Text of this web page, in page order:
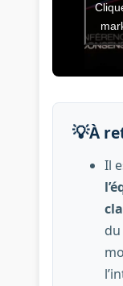
💡À
Il